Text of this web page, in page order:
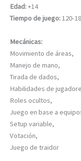
Edad:+14
Tiempo de juego:120-
Mecánicas:
Movimiento de áreas,
Manejo de mano,
Tirada de dados,
Habilidades de
Roles ocultos,
Juego en base a
Setup variable,
Votación,
Juego de traidor